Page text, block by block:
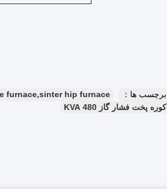
برچسب ها： furnace,sinter hip furnace
کوره پخت فشار گاز 480 KVA